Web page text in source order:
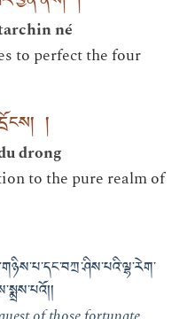
né
to perfect the four
།
drong
to the pure realm of